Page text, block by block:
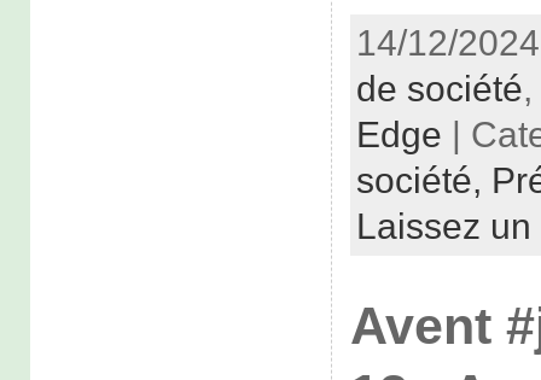
14/12/
de société,
Edge |
société,
Laissez
Avent